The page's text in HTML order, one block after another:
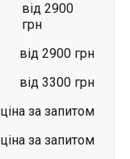
від 2900
грн
від 2900 грн
від 3300 грн
ціна за запитом
ціна за запитом